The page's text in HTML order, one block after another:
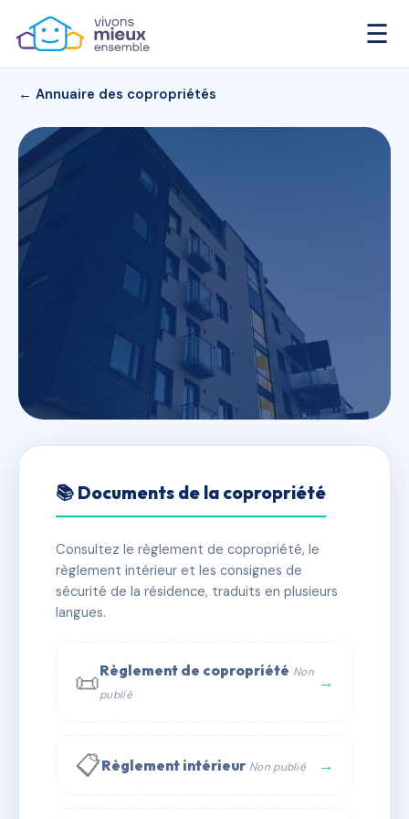
☰
← Annuaire des copropriétés
360 QUAI DU PORT
✓ Immatriculée 🏠 4 lots 🏗 1 bâtiment(s)
📞 Contacter Syndic Digital
📚 Documents de la copropriété
Consultez le règlement de copropriété, le
règlement intérieur et les consignes de
sécurité de la résidence, traduits en plusieurs
langues.
📜Règlement de copropriété Non
publié
→
📋Règlement intérieur Non publié →